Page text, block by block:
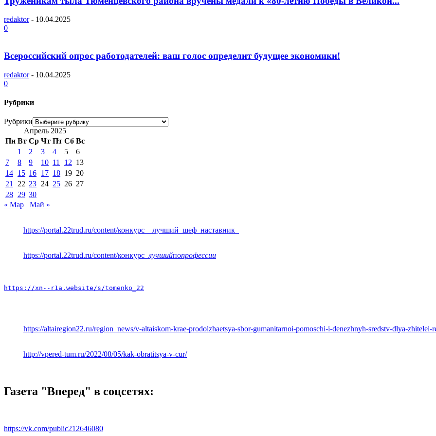
redaktor - 10.04.2025
0
Всероссийский опрос работодателей: ваш голос определит будущее экономики!
redaktor - 10.04.2025
0
Рубрики
Рубрики
Апрель 2025
Пн Вт Ср Чт Пт Сб Вс
1
2 3 4 5
6
7
8 9 10 11 12 13
14 15 16 17 18 19 20
21
22 23 24 25 26 27
28 29 30
« Мар
Май »
https://portal.22trud.ru/content/конкурс__лучший_шеф_наставник_
https://portal.22trud.ru/content/конкурс _лучшийпопрофессии
https://xn--r1a.website/s/tomenko_22
https://altairegion22.ru/region_news/v-altaiskom-krae-prodolzhaetsya-sbor-gumanitarnoi-pomoschi-i-denezhnyh-sredstv-dlya-
http://vpered-tum.ru/2022/08/05/kak-obratitsya-v-cur/
Газета "Вперед" в соцсетях:
https://vk.com/public212646080